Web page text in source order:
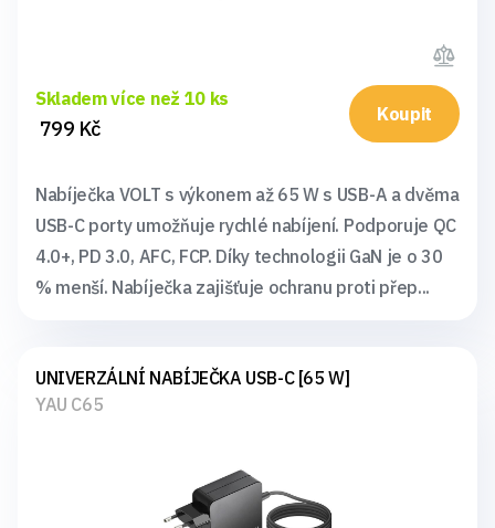
Skladem více než 10 ks
799 Kč
Koupit
Nabíječka VOLT s výkonem až 65 W s USB-A a dvěma
USB-C porty umožňuje rychlé nabíjení. Podporuje QC
4.0+, PD 3.0, AFC, FCP. Díky technologii GaN je o 30
% menší. Nabíječka zajišťuje ochranu proti přep...
UNIVERZÁLNÍ NABÍJEČKA USB-C [65 W]
YAU C65